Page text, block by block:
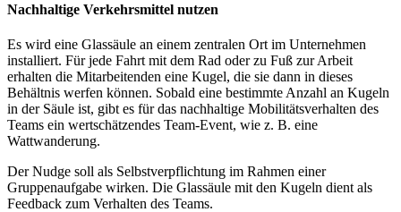
Nachhaltige Verkehrsmittel nutzen
Es wird eine Glassäule an einem zentralen Ort im Unternehmen
installiert. Für jede Fahrt mit dem Rad oder zu Fuß zur Arbeit
erhalten die Mitarbeitenden eine Kugel, die sie dann in dieses
Behältnis werfen können. Sobald eine bestimmte Anzahl an Kugeln
in der Säule ist, gibt es für das nachhaltige Mobilitätsverhalten des
Teams ein wertschätzendes Team-Event, wie z. B. eine
Wattwanderung.
Der Nudge soll als Selbstverpflichtung im Rahmen einer
Gruppenaufgabe wirken. Die Glassäule mit den Kugeln dient als
Feedback zum Verhalten des Teams.